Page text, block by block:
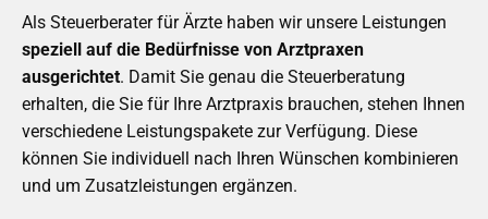
Als Steuerberater für Ärzte haben wir unsere Leistungen
speziell auf die Bedürfnisse von Arztpraxen
ausgerichtet. Damit Sie genau die Steuerberatung
erhalten, die Sie für Ihre Arztpraxis brauchen, stehen Ihnen
verschiedene Leistungspakete zur Verfügung. Diese
können Sie individuell nach Ihren Wünschen kombinieren
und um Zusatzleistungen ergänzen.